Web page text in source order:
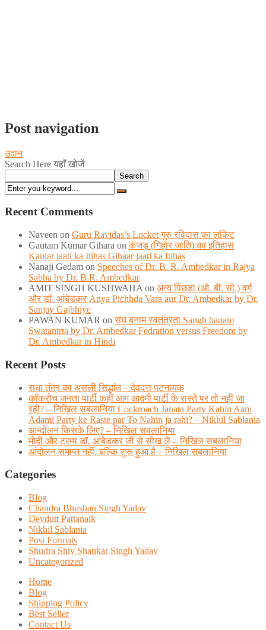
Post navigation
उदान
Search Here यहाँ खोजें
Search
Recent Comments
Naveen on Guru Ravidas’s Locket गुरु रविदास का लॉकेट
Gautam Kumar Gihara onकंजड़ (गिहार जाति) का इतिहास
Kanjar jaati ka Itihas Gihaar jaati ka Itihas
Nanaji Gedam on Speeches of Dr. B. R. Ambedkar in Rajya
Sabha by Dr. B.R. Ambedkar
AMIT SINGH KUSHWAHA on अन्य पिछड़ा (ओ. बी. सी.) वर्ग
और डॉ. आंबेडकर Anya Pichhda Vara aur Dr. Ambedkar by Dr.
Sanjay Gajbhiye
PAWAN KUMAR onसंघ बनाम स्वतंत्रता Sangh banam
Swatantrta by Dr. Ambedkar Fedration versus Freedom by
Dr. Ambedkar in Hindi
Recent Posts
राधा तंत्र का असली सिद्धांत – देवदत्त पटनायक
कॉकरोच जनता पार्टी कहीं आम आदमी पार्टी के रास्ते पर तो नहीं जा
रही? – निखिल सबलानिया Cockroach Janata Party Kahin Aam
Adami Party ke Raste par To Nahin ja rahi? – Nikhil Sablania
आन्दोलन किसके लिए? – निखिल सबलानिया
मोदी और ट्रम्प डाॅ. आंबेडकर जी से सीख लें – निखिल सबलानिया
आंदोलन समाप्त नहीं, बल्कि शुरू हुआ है – निखिल सबलानिया
Categories
Blog
Chandra Bhushan Singh Yadav
Devdutt Pattanaik
Nikhil Sablania
Post Formats
Shudra Shiv Shankar Singh Yadav
Uncategorized
Home
Blog
Shipping Policy
Best Seller
Contact Us